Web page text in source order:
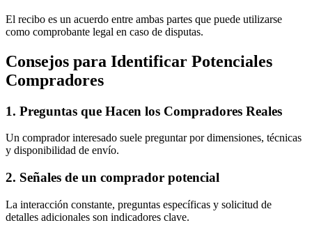
El recibo es un acuerdo entre ambas partes que puede utilizarse
como comprobante legal en caso de disputas.
Consejos para Identificar Potenciales
Compradores
1. Preguntas que Hacen los Compradores Reales
Un comprador interesado suele preguntar por dimensiones, técnicas
y disponibilidad de envío.
2. Señales de un comprador potencial
La interacción constante, preguntas específicas y solicitud de
detalles adicionales son indicadores clave.